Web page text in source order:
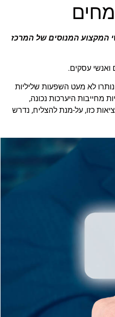
המקצוע המנוסים של המרכז
עסקים.
נותרו לא מעט השפעות שליליות
מחייבות היערכות נכונה,
כזו, על-מנת להצליח, נדרש